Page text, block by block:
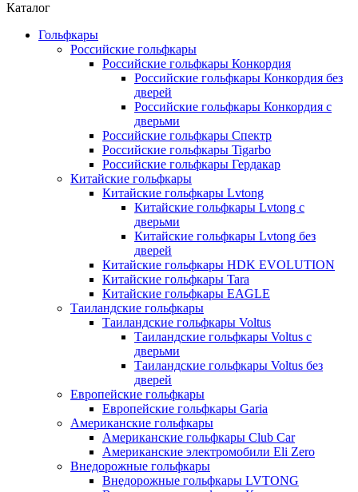
Каталог
Гольфкары
Российские гольфкары
Российские гольфкары Конкордия
Российские гольфкары Конкордия без
дверей
Российские гольфкары Конкордия с
дверьми
Российские гольфкары Спектр
Российские гольфкары Tigarbo
Российские гольфкары Гердакар
Китайские гольфкары
Китайские гольфкары Lvtong
Китайские гольфкары Lvtong с
дверьми
Китайские гольфкары Lvtong без
дверей
Китайские гольфкары HDK EVOLUTION
Китайские гольфкары Tara
Китайские гольфкары EAGLE
Таиландские гольфкары
Таиландские гольфкары Voltus
Таиландские гольфкары Voltus с
дверьми
Таиландские гольфкары Voltus без
дверей
Европейские гольфкары
Европейские гольфкары Garia
Американские гольфкары
Американские гольфкары Club Car
Американские электромобили Eli Zero
Внедорожные гольфкары
Внедорожные гольфкары LVTONG